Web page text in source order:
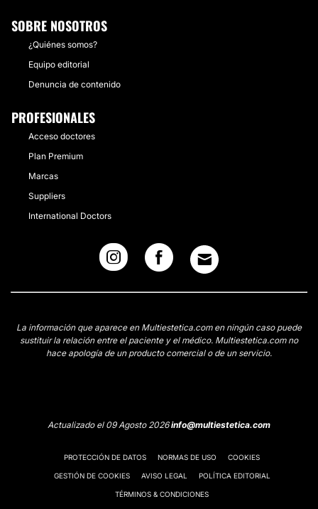
SOBRE NOSOTROS
¿Quiénes somos?
Equipo editorial
Denuncia de contenido
PROFESIONALES
Acceso doctores
Plan Premium
Marcas
Suppliers
International Doctors
La información que aparece en Multiestetica.com en ningún caso puede
sustituir la relación entre el paciente y el médico. Multiestetica.com no
hace apología de un producto comercial o de un servicio.
Actualizado el 09 Agosto 2026info@multiestetica.com
PROTECCIÓN DE DATOS NORMAS DE USO COOKIES
GESTIÓN DE COOKIES AVISO LEGAL POLÍTICA EDITORIAL
TÉRMINOS & CONDICIONES